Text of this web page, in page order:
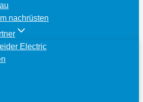
nachrüsten
Electric